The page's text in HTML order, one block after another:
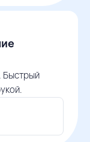
Быстрый